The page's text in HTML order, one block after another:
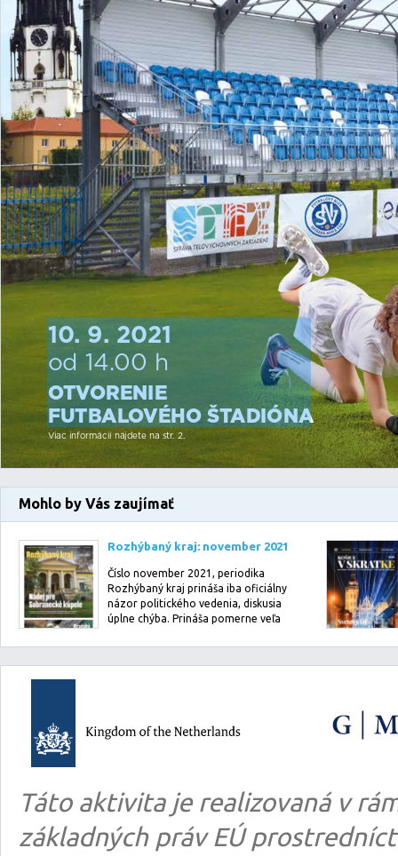
Mohlo by Vás zaujímať
Rozhýbaný kraj: november 2021
Číslo november 2021, periodika
Rozhýbaný kraj prináša iba oficiálny
názor politického vedenia, diskusia
úplne chýba. Prináša pomerne veľa
Táto aktivita je realizovaná v
základných práv EÚ